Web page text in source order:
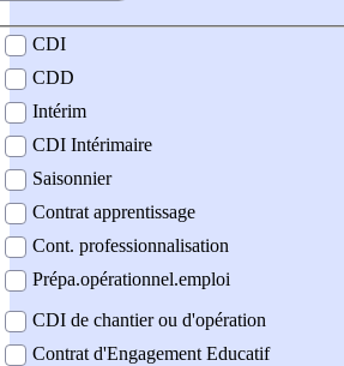
contrat
CDI
CDD
Intérim
CDI Intérimaire
Saisonnier
Contrat apprentissage
Cont. professionnalisation
Prépa.opérationnel.emploi
CDI de chantier ou d'opération
Contrat d'Engagement Educatif